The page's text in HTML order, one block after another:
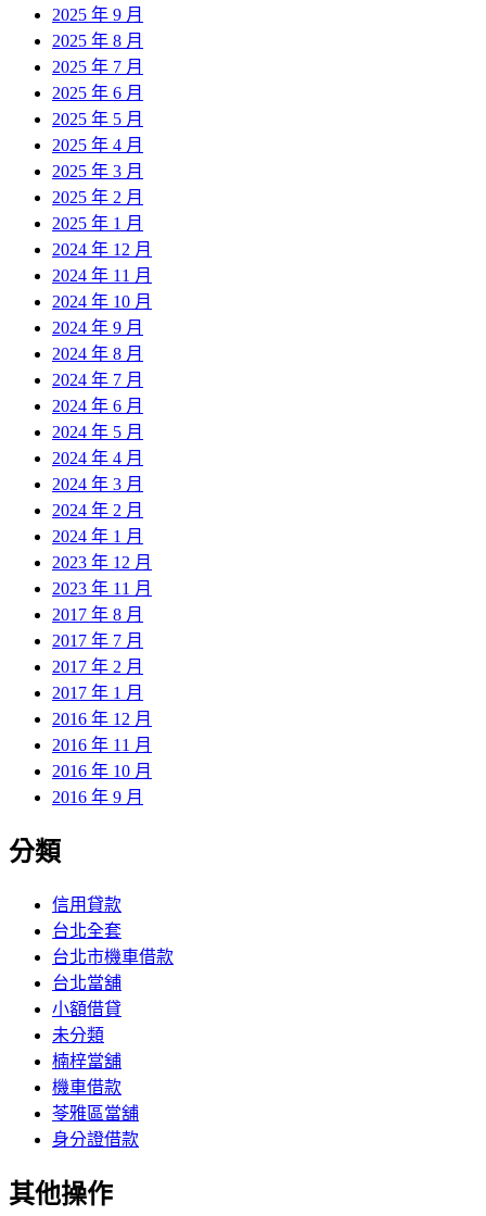
2025 年 9 月
2025 年 8 月
2025 年 7 月
2025 年 6 月
2025 年 5 月
2025 年 4 月
2025 年 3 月
2025 年 2 月
2025 年 1 月
2024 年 12 月
2024 年 11 月
2024 年 10 月
2024 年 9 月
2024 年 8 月
2024 年 7 月
2024 年 6 月
2024 年 5 月
2024 年 4 月
2024 年 3 月
2024 年 2 月
2024 年 1 月
2023 年 12 月
2023 年 11 月
2017 年 8 月
2017 年 7 月
2017 年 2 月
2017 年 1 月
2016 年 12 月
2016 年 11 月
2016 年 10 月
2016 年 9 月
分類
信用貸款
台北全套
台北市機車借款
台北當舖
小額借貸
未分類
楠梓當舖
機車借款
苓雅區當舖
身分證借款
其他操作